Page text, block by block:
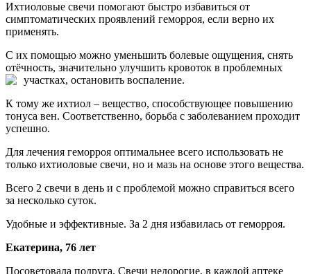
Ихтиоловые свечи помогают быстро избавиться от
симптоматических проявлений геморроя, если верно их
применять.
С их помощью можно уменьшить болевые ощущения, снять
отёчность, значительно улучшить кровоток в проблемных
участках, остановить воспаление.
К тому же ихтиол – вещество, способствующее повышению
тонуса вен. Соответственно, борьба с заболеванием проходит
успешно.
Для лечения геморроя оптимальнее всего использовать не
только ихтиоловые свечи, но и мазь на основе этого вещества.
Всего 2 свечи в день и с проблемой можно справиться всего
за несколько суток.
Удобные и эффективные. За 2 дня избавилась от геморроя.
Екатерина, 76 лет
Посоветовала подруга. Свечи недорогие, в каждой аптеке